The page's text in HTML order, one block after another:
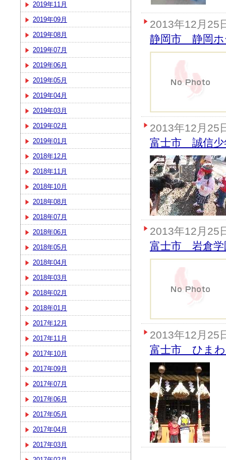
2019年11月
2019年09月
2019年08月
2019年07月
2019年06月
2019年05月
2019年04月
2019年03月
2019年02月
2019年01月
2018年12月
2018年11月
2018年10月
2018年08月
2018年07月
2018年06月
2018年05月
2018年04月
2018年03月
2018年02月
2018年01月
2017年12月
2017年11月
2017年10月
2017年09月
2017年07月
2017年06月
2017年05月
2017年04月
2017年03月
2013年12月25
静岡市 静岡ホ
2013年12月25
富士市 誠信少
2013年12月25
富士市 岩倉学
2013年12月25
富士市 ひまわ